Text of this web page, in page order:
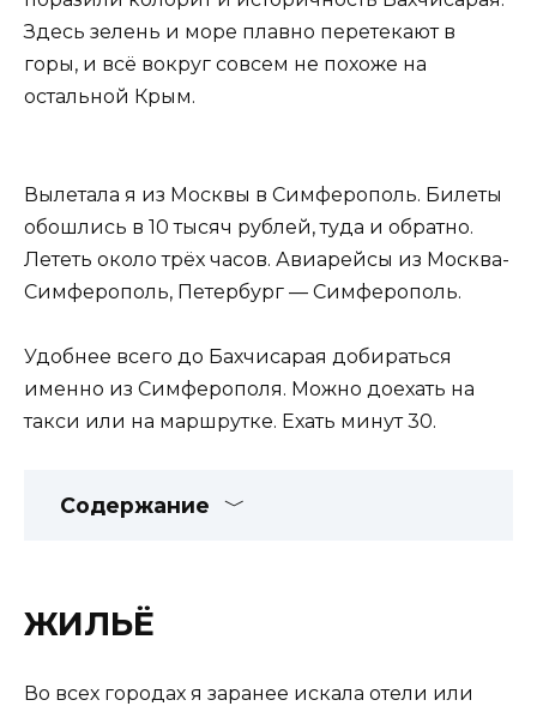
Здесь зелень и море плавно перетекают в
горы, и всё вокруг совсем не похоже на
остальной Крым.
Вылетала я из Москвы в Симферополь. Билеты
обошлись в 10 тысяч рублей, туда и обратно.
Лететь около трёх часов. Авиарейсы из Москва-
Симферополь, Петербург — Симферополь.
Удобнее всего до Бахчисарая добираться
именно из Симферополя. Можно доехать на
такси или на маршрутке. Ехать минут 30.
Содержание
ЖИЛЬЁ
Во всех городах я заранее искала отели или